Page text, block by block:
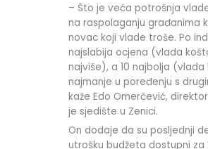
– Što je veća potrošnja
na raspolaganju građanima
novac koji vlade troše. Po
najslabija ocjena (vlada
najviše), a 10 najbolja
najmanje u poređenju s
kaže Edo Omerčević,
je sjedište u Zenici.
On dodaje da su posljednji
utrošku budžeta dostupni za